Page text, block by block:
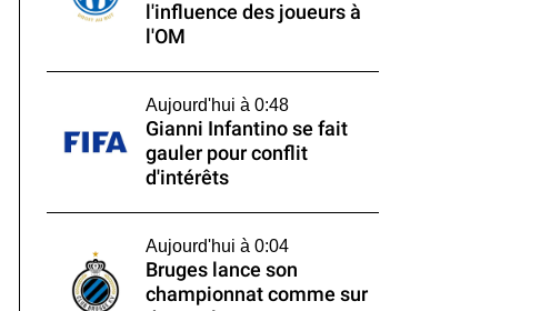
l'influence des joueurs à
l'OM
Aujourd'hui à 0:48
Gianni Infantino se fait
gauler pour conflit
d'intérêts
Aujourd'hui à 0:04
Bruges lance son
championnat comme sur